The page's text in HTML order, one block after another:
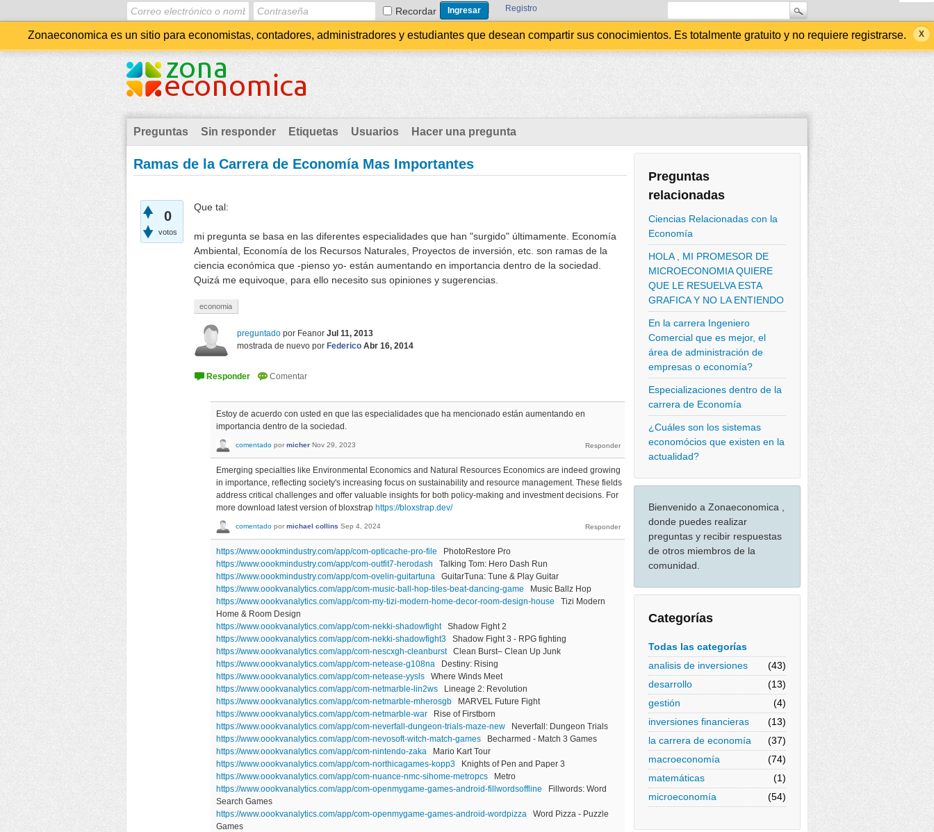
Recordar Registro
Zonaeconomica es un sitio para economistas, contadores, administradores y estudiantes que desean compartir sus conocimientos. Es totalmente gratuito y no requiere registrarse.
Preguntas Sin responder Etiquetas Usuarios Hacer una pregunta
Preguntas
relacionadas
Ciencias Relacionadas con la
Economía
HOLA , MI PROMESOR DE
MICROECONOMIA QUIERE
QUE LE RESUELVA ESTA
GRAFICA Y NO LA ENTIENDO
En la carrera Ingeniero
Comercial que es mejor, el
área de administración de
empresas o economía?
Especializaciones dentro de la
carrera de Economía
¿Cuáles son los sistemas
economócios que existen en la
actualidad?
Bienvenido a Zonaeconomica ,
donde puedes realizar
preguntas y recibir respuestas
de otros miembros de la
comunidad.
Categorías
Todas las categorías
analisis de inversiones
(43)
desarrollo
(13)
gestión
(4)
inversiones financieras
(13)
la carrera de economía
(37)
macroeconomía
(74)
matemáticas
(1)
microeconomía
(54)
Ramas de la Carrera de Economía Mas Importantes
0
votos
Que tal:
mi pregunta se basa en las diferentes especialidades que han "surgido" últimamente. Economía
Ambiental, Economía de los Recursos Naturales, Proyectos de inversión, etc. son ramas de la
ciencia económica que -pienso yo- están aumentando en importancia dentro de la sociedad.
Quizá me equivoque, para ello necesito sus opiniones y sugerencias.
economia
preguntado por Feanor Jul 11, 2013
mostrada de nuevo por Federico Abr 16, 2014
Estoy de acuerdo con usted en que las especialidades que ha mencionado están aumentando en
importancia dentro de la sociedad.
comentado por micher Nov 29, 2023
Emerging specialties like Environmental Economics and Natural Resources Economics are indeed growing
in importance, reflecting society's increasing focus on sustainability and resource management. These fields
address critical challenges and offer valuable insights for both policy-making and investment decisions. For
more download latest version of bloxstrap https://bloxstrap.dev/
comentado por michael collins Sep 4, 2024
https://www.oookmindustry.com/app/com-opticache-pro-file PhotoRestore Pro
https://www.oookmindustry.com/app/com-outfit7-herodash Talking Tom: Hero Dash Run
https://www.oookmindustry.com/app/com-ovelin-guitartuna GuitarTuna: Tune & Play Guitar
https://www.oookvanalytics.com/app/com-music-ball-hop-tiles-beat-dancing-game Music Ballz Hop
https://www.oookvanalytics.com/app/com-my-tizi-modern-home-decor-room-design-house Tizi Modern
Home & Room Design
https://www.oookvanalytics.com/app/com-nekki-shadowfightShadow Fight 2
https://www.oookvanalytics.com/app/com-nekki-shadowfight3 Shadow Fight 3 - RPG fighting
https://www.oookvanalytics.com/app/com-nescxgh-cleanburstClean Burst– Clean Up Junk
https://www.oookvanalytics.com/app/com-netease-g108na Destiny: Rising
https://www.oookvanalytics.com/app/com-netease-yysls Where Winds Meet
https://www.oookvanalytics.com/app/com-netmarble-lin2ws Lineage 2: Revolution
https://www.oookvanalytics.com/app/com-netmarble-mherosgb MARVEL Future Fight
https://www.oookvanalytics.com/app/com-netmarble-war Rise of Firstborn
https://www.oookvanalytics.com/app/com-neverfall-dungeon-trials-maze-new Neverfall: Dungeon Trials
https://www.oookvanalytics.com/app/com-nevosoft-witch-match-games Becharmed - Match 3 Games
https://www.oookvanalytics.com/app/com-nintendo-zaka Mario Kart Tour
https://www.oookvanalytics.com/app/com-northicagames-kopp3 Knights of Pen and Paper 3
https://www.oookvanalytics.com/app/com-nuance-nmc-sihome-metropcs Metro
https://www.oookvanalytics.com/app/com-openmygame-games-android-fillwordsoffline Fillwords: Word
Search Games
https://www.oookvanalytics.com/app/com-openmygame-games-android-wordpizza Word Pizza - Puzzle
Games